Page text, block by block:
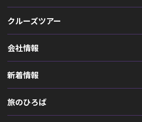
クルーズツアー
会社情報
新着情報
旅のひろば